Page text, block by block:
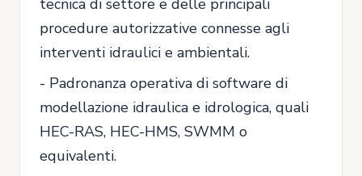
tecnica di settore e delle principali
procedure autorizzative connesse agli
interventi idraulici e ambientali.
- Padronanza operativa di software di
modellazione idraulica e idrologica, quali
HEC-RAS, HEC-HMS, SWMM o
equivalenti.